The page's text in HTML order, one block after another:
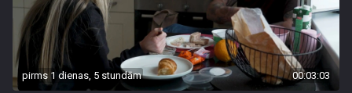
pirms 1 dienas, 5 stundām 00:03:03